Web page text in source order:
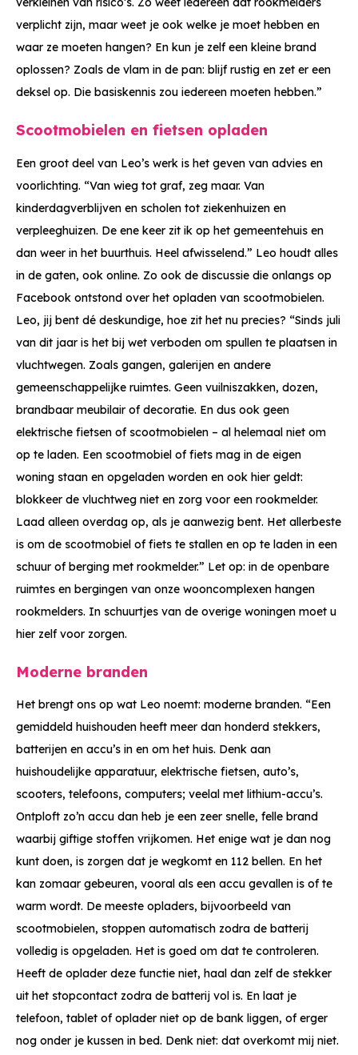
verplicht zijn, maar weet je ook welke je moet hebben en
waar ze moeten hangen? En kun je zelf een kleine brand
oplossen? Zoals de vlam in de pan: blijf rustig en zet er een
deksel op. Die basiskennis zou iedereen moeten hebben.”
Scootmobielen en fietsen opladen
Een groot deel van Leo’s werk is het geven van advies en
voorlichting. “Van wieg tot graf, zeg maar. Van
kinderdagverblijven en scholen tot ziekenhuizen en
verpleeghuizen. De ene keer zit ik op het gemeentehuis en
dan weer in het buurthuis. Heel afwisselend.” Leo houdt alles
in de gaten, ook online. Zo ook de discussie die onlangs op
Facebook ontstond over het opladen van scootmobielen.
Leo, jij bent dé deskundige, hoe zit het nu precies? “Sinds juli
van dit jaar is het bij wet verboden om spullen te plaatsen in
vluchtwegen. Zoals gangen, galerijen en andere
gemeenschappelijke ruimtes. Geen vuilniszakken, dozen,
brandbaar meubilair of decoratie. En dus ook geen
elektrische fietsen of scootmobielen – al helemaal niet om
op te laden. Een scootmobiel of fiets mag in de eigen
woning staan en opgeladen worden en ook hier geldt:
blokkeer de vluchtweg niet en zorg voor een rookmelder.
Laad alleen overdag op, als je aanwezig bent. Het allerbeste
is om de scootmobiel of fiets te stallen en op te laden in een
schuur of berging met rookmelder.” Let op: in de openbare
ruimtes en bergingen van onze wooncomplexen hangen
rookmelders. In schuurtjes van de overige woningen moet u
hier zelf voor zorgen.
Moderne branden
Het brengt ons op wat Leo noemt: moderne branden. “Een
gemiddeld huishouden heeft meer dan honderd stekkers,
batterijen en accu’s in en om het huis. Denk aan
huishoudelijke apparatuur, elektrische fietsen, auto’s,
scooters, telefoons, computers; veelal met lithium-accu’s.
Ontploft zo’n accu dan heb je een zeer snelle, felle brand
waarbij giftige stoffen vrijkomen. Het enige wat je dan nog
kunt doen, is zorgen dat je wegkomt en 112 bellen. En het
kan zomaar gebeuren, vooral als een accu gevallen is of te
warm wordt. De meeste opladers, bijvoorbeeld van
scootmobielen, stoppen automatisch zodra de batterij
volledig is opgeladen. Het is goed om dat te controleren.
Heeft de oplader deze functie niet, haal dan zelf de stekker
uit het stopcontact zodra de batterij vol is. En laat je
telefoon, tablet of oplader niet op de bank liggen, of erger
nog onder je kussen in bed. Denk niet: dat overkomt mij niet.